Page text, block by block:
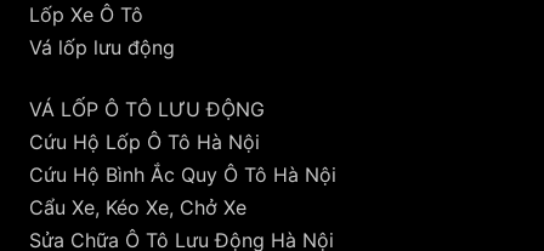
Lốp Xe Ô Tô
Vá lốp lưu động
VÁ LỐP Ô TÔ LƯU ĐỘNG
Cứu Hộ Lốp Ô Tô Hà Nội
Cứu Hộ Bình Ắc Quy Ô Tô Hà Nội
Cẩu Xe, Kéo Xe, Chở Xe
Sửa Chữa Ô Tô Lưu Động Hà Nội